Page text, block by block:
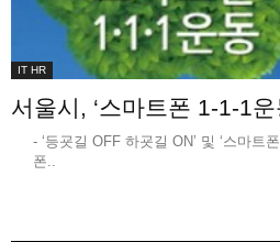
IT HR
서울시, ‘스마트폰 1-1-1운
- ‘등굣길 OFF 하굣길 ON’ 및 ‘스마트
폰..